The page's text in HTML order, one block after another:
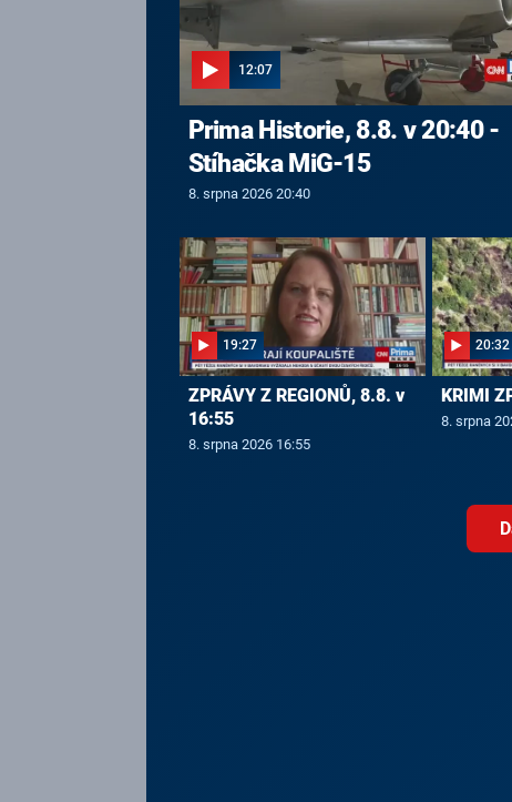
12:07
Prima Historie, 8.8. v 20:40 -
Stíhačka MiG-15
8. srpna 2026 20:40
19:27
ZPRÁVY Z REGIONŮ, 8.8. v
16:55
8. srpna 2026 16:55
20:32
KRIMI
8. srpna